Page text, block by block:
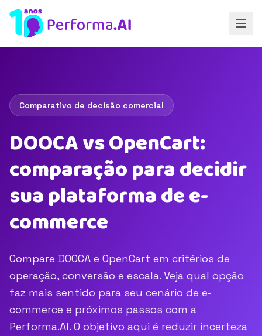
Comparativo de decisão comercial
DOOCA vs OpenCart:
comparação para decidir
sua plataforma de e-
commerce
Compare DOOCA e OpenCart em critérios de
operação, conversão e escala. Veja qual opção
faz mais sentido para seu cenário de e-
commerce e próximos passos com a
Performa.AI. O objetivo aqui é reduzir incerteza